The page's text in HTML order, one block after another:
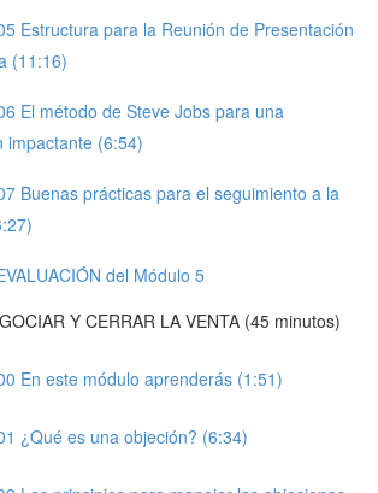
Estructura para la Reunión de Presentación
(11:16)
El método de Steve Jobs para una
impactante (6:54)
Buenas prácticas para el seguimiento a la
del Módulo 5
Y CERRAR LA VENTA (45 minutos)
En este módulo aprenderás (1:51)
¿Qué es una objeción? (6:34)